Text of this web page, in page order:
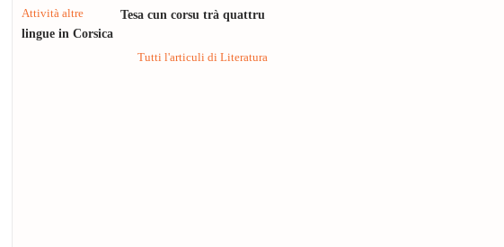
Attività altre
Tesa cun corsu trà quattru
lingue in Corsica
Tutti l'articuli di Literatura